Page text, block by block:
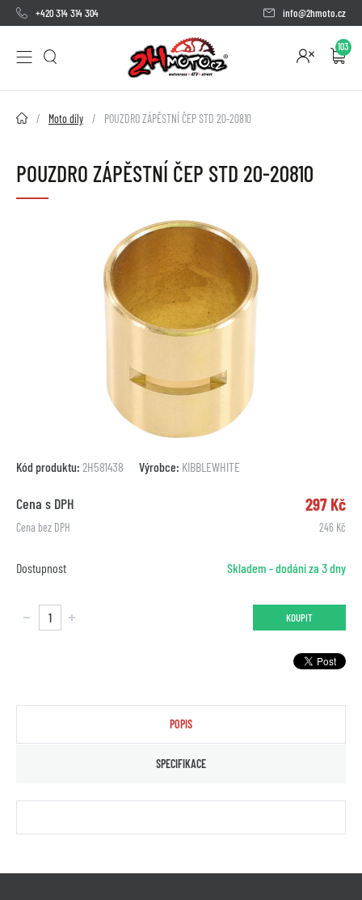
+420 314 314 304 info@2hmoto.cz
103
2HMOTO.cz Moto díly POUZDRO ZÁPĚSTNÍ ČEP STD 20-20810
POUZDRO ZÁPĚSTNÍ ČEP STD 20-20810
Kód produktu: 2H581438 Výrobce: KIBBLEWHITE
Cena s DPH 297 Kč
Cena bez DPH 246 Kč
Dostupnost Skladem - dodání za 3 dny
KOUPIT
POPIS
SPECIFIKACE